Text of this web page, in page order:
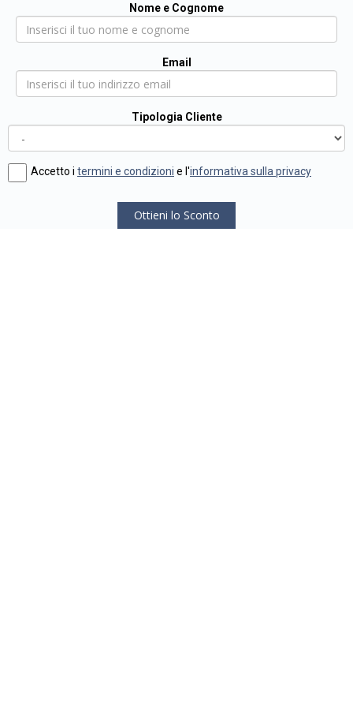
Nome e Cognome
Email
Tipologia Cliente
Accetto i termini e condizioni e l'informativa sulla privacy
Ottieni lo Sconto